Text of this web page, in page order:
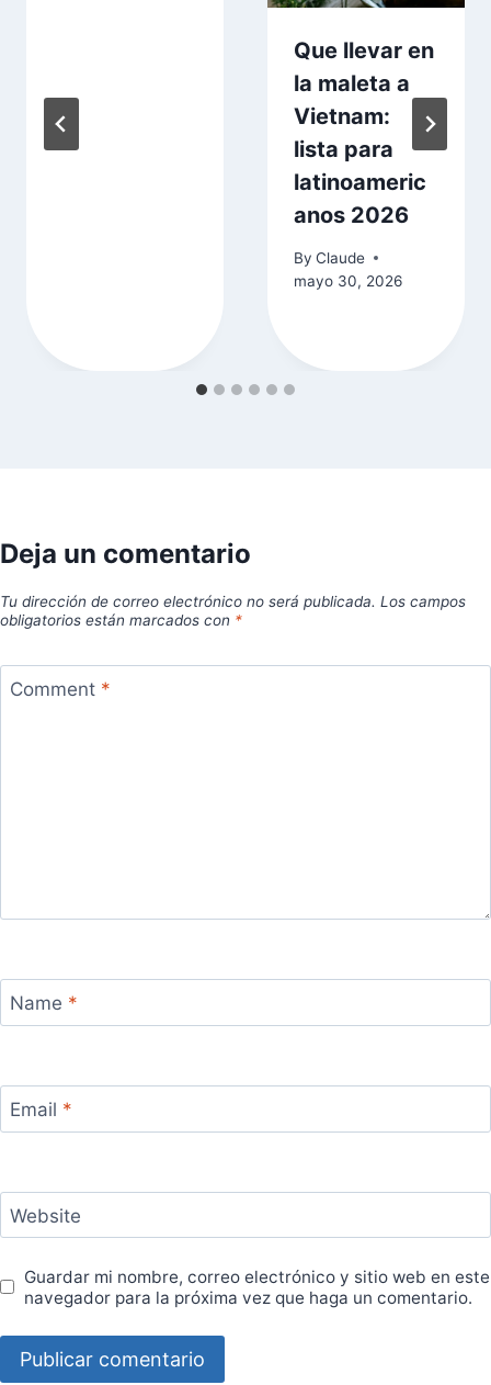
Que llevar en
la maleta a
Vietnam:
lista para
latinoameric
anos 2026
By Claude
mayo 30, 2026
Deja un comentario
Tu dirección de correo electrónico no será publicada. Los campos
obligatorios están marcados con *
Comment *
Name *
Email *
Website
Guardar mi nombre, correo electrónico y sitio web en este
navegador para la próxima vez que haga un comentario.